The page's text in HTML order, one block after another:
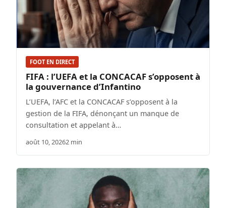
FOOT EN DIRECT
FIFA : l’UEFA et la CONCACAF s’opposent à
la gouvernance d’Infantino
L’UEFA, l’AFC et la CONCACAF s’opposent à la
gestion de la FIFA, dénonçant un manque de
consultation et appelant à…
août 10, 20262 min